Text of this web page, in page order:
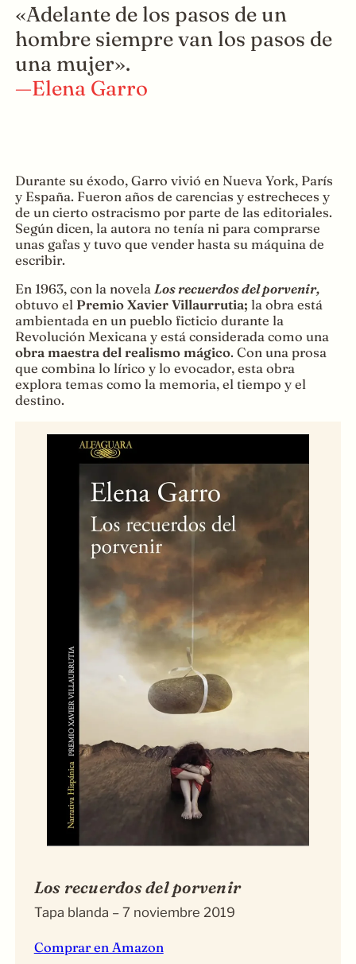
«Adelante de los pasos de un
hombre siempre van los pasos de
una mujer».
—Elena Garro
Durante su éxodo, Garro vivió en Nueva York, París
y España. Fueron años de carencias y estrecheces y
de un cierto ostracismo por parte de las editoriales.
Según dicen, la autora no tenía ni para comprarse
unas gafas y tuvo que vender hasta su máquina de
escribir.
En 1963, con la novela Los recuerdos del porvenir,
obtuvo el Premio Xavier Villaurrutia; la obra está
ambientada en un pueblo ficticio durante la
Revolución Mexicana y está considerada como una
obra maestra del realismo mágico. Con una prosa
que combina lo lírico y lo evocador, esta obra
explora temas como la memoria, el tiempo y el
destino.
Los recuerdos del porvenir
Tapa blanda – 7 noviembre 2019
Comprar en Amazon